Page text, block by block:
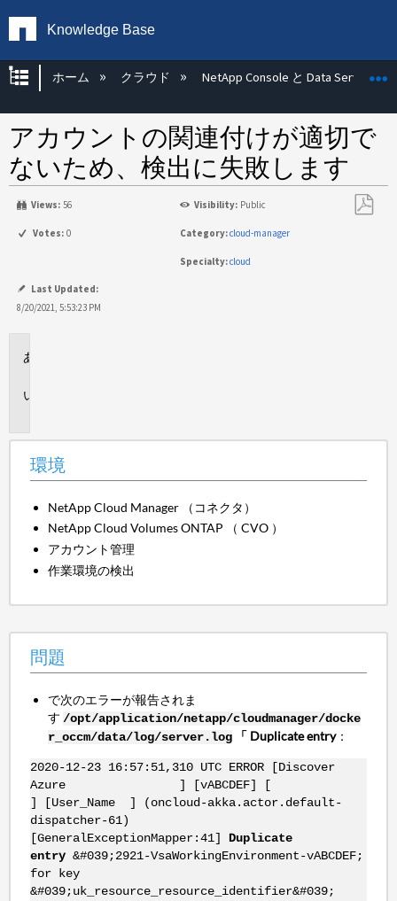
Knowledge Base
グローバル階層を展開/折りたたむ
ホーム クラウド NetApp Console と Data Services
アカウントの関連付けが適切で
ないため、検出に失敗します
Views: 56 Visibility: Public
Votes: 0 Category:cloud-manager
Specialty:cloud
Last Updated:
8/20/2021, 5:53:23 PM
環境
NetApp Cloud Manager （コネクタ）
NetApp Cloud Volumes ONTAP （ CVO ）
アカウント管理
作業環境の検出
問題
で次のエラーが報告されま
す /opt/application/netapp/cloudmanager/docke
r_occm/data/log/server.log
「 Duplicate entry：
2020-12-23 16:57:51,310 UTC ERROR [Discover
Azure ] [vABCDEF] [
] [User_Name ] (oncloud-akka.actor.default-
dispatcher-61)
[GeneralExceptionMapper:41] Duplicate
entry&#039;2921-VsaWorkingEnvironment-vABCDEF;
for key
&#039;uk_resource_resource_identifier&#039;